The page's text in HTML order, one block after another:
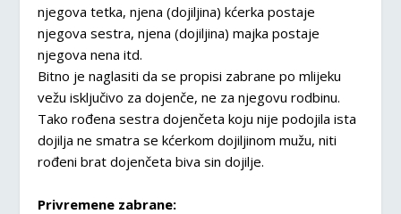
njegova tetka, njena (dojiljina) kćerka postaje
njegova sestra, njena (dojiljina) majka postaje
njegova nena itd.
Bitno je naglasiti da se propisi zabrane po mlijeku
vežu isključivo za dojenče, ne za njegovu rodbinu.
Tako rođena sestra dojenčeta koju nije podojila ista
dojilja ne smatra se kćerkom dojiljinom mužu, niti
rođeni brat dojenčeta biva sin dojilje.
Privremene zabrane: